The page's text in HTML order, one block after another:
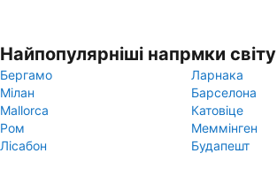
Найпопулярніші напрмки світу
Бергамо
Ларнака
Мілан
Барселона
Mallorca
Катовіце
Ром
Меммінген
Лісабон
Будапешт